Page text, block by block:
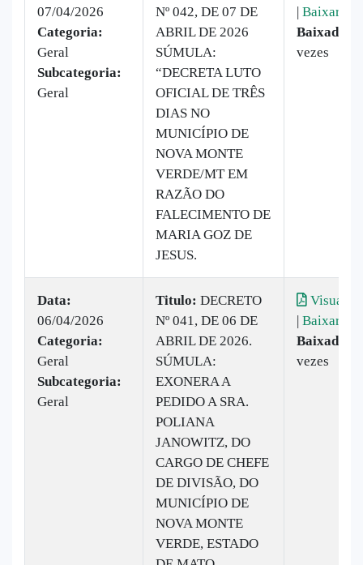
07/04/2026
Categoria:
Geral
Subcategoria:
Geral
Nº 042, DE 07 DE
ABRIL DE 2026
SÚMULA:
“DECRETA LUTO
OFICIAL DE TRÊS
DIAS NO
MUNICÍPIO DE
NOVA MONTE
VERDE/MT EM
RAZÃO DO
FALECIMENTO DE
MARIA GOZ DE
JESUS.
| Baixar
Baixado:
vezes
Data:
06/04/2026
Categoria:
Geral
Subcategoria:
Geral
Titulo: DECRETO
Nº 041, DE 06 DE
ABRIL DE 2026.
SÚMULA:
EXONERA A
PEDIDO A SRA.
POLIANA
JANOWITZ, DO
CARGO DE CHEFE
DE DIVISÃO, DO
MUNICÍPIO DE
NOVA MONTE
VERDE, ESTADO
| Baixar
Baixado:
vezes